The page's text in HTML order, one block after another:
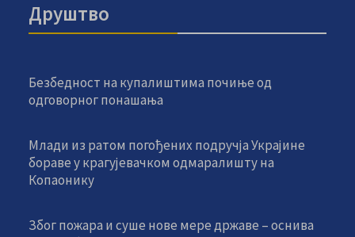
Друштво
Безбедност на купалиштима почиње од
одговорног понашања
Млади из ратом погођених подручја Украјине
бораве у крагујевачком одмаралишту на
Копаонику
Због пожара и суше нове мере државе – оснива